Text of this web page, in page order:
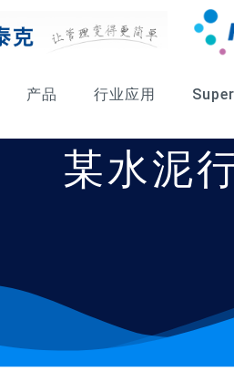
产品 行业应用
某水泥